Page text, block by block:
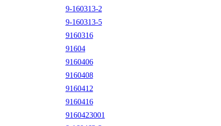
9-160313-2
9-160313-5
9160316
91604
9160406
9160408
9160412
9160416
9160423001